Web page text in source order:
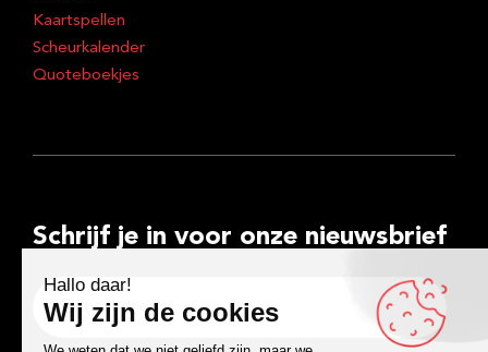
Kaartspellen
Scheurkalender
Quoteboekjes
Schrijf je in voor onze nieuwsbrief
E-
mailadres